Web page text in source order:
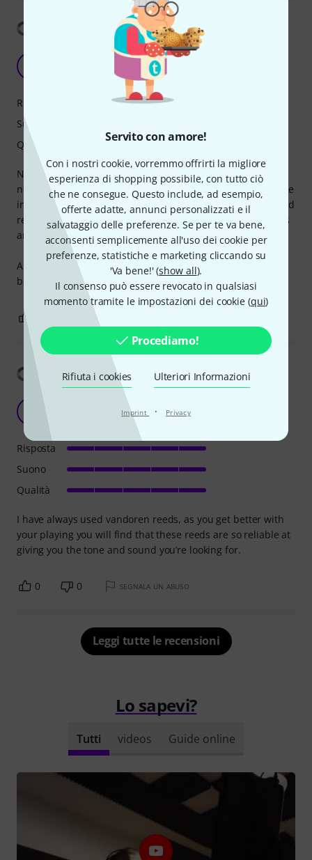
Servito con amore!
Con i nostri cookie, vorremmo offrirti la migliore
esperienza di shopping possibile, con tutto ciò
che ne consegue. Questo include, ad esempio,
offerte adatte, annunci personalizzati e il
salvataggio delle preferenze. Se per te va bene,
acconsenti semplicemente all'uso dei cookie per
preferenze, statistiche e marketing cliccando su
'Va bene!' (show all).
Il consenso può essere revocato in qualsiasi
momento tramite le impostazioni dei cookie (qui)
Procediamo!
Rifiuta i cookies Ulteriori Informazioni
Imprint · Privacy
Mostra traduzione
Good for others, not for me
Tonibaruch 15.01.2020
Nothing bad with Vandoren blue themselves. They just are
not my piece of cake.Too stiff and unresponsive for my taste
in any strenght. I can go softer but they keep to not sing and
resist to my efforts to play for me. But that is me, for others
are fantastic.
Among simple basic reeds I stay for sure with Rico orange
box or gonzalez.
Risposta
Suono
Qualità
Mostra traduzione
Vandoren Reeds
Better sax 28.11.2020
I have always used vandoren reeds, as you get better with
your playing you will find that these reeds are so reliable at
giving you the tone and sound you’re looking for.
Risposta
Suono
Qualità
0 0 SEGNALA UN ABUSO
Leggi tutte le recensioni
Lo sapevi?
Tutti videos Guide online